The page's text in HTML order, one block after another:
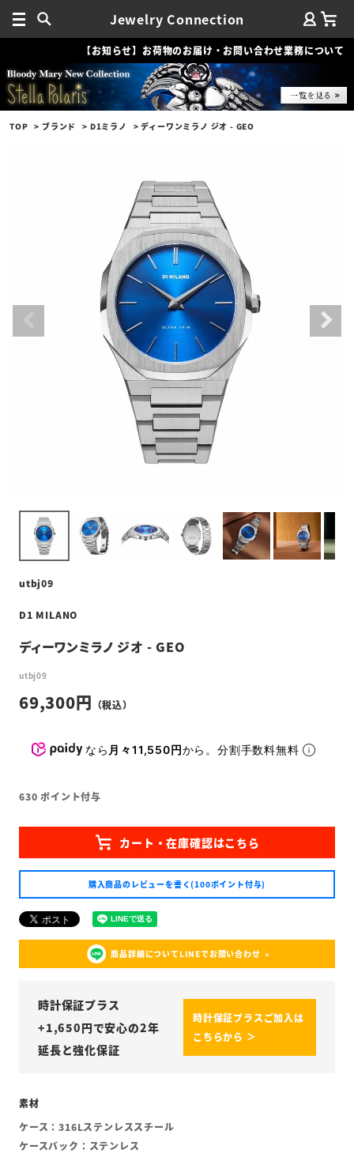
Jewelry Connection
【お知らせ】お荷物のお届け・お問い合わせ業務について
TOP ブランド D1ミラノ ディーワンミラノ ジオ - GEO
utbj09
D1 MILANO
ディーワンミラノ ジオ - GEO
utbj09
69,300
なら 月々11,550円から。分割手数料無料
630 ポイント付与
購入商品のレビューを書く(100ポイント付与)
商品詳細についてLINEでお問い合わせ
時計保証プラス
+1,650円で安心の2年
延長と強化保証
時計保証プラスご加入は
こちらから ＞
ケース：316Lステンレススチール
ケースバック：ステンレス